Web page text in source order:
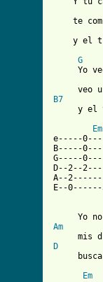
te
y el
G
Yo
B7
Em
e-----
B-----
G-----
D--2--
A--
E--
Am
D
Em